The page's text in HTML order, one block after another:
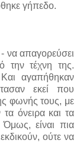
γήπεδο.
να απαγορεύσει
την τέχνη της.
αγαπήθηκαν
εκεί που
φωνής τους, με
όνειρα και τα
Όμως, είναι πια
ούτε να